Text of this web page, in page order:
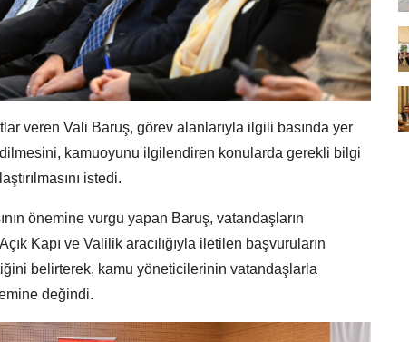
veren Vali Baruş, görev alanlarıyla ilgili basında yer
kamuoyunu ilgilendiren konularda gerekli bilgi
istedi.
önemine vurgu yapan Baruş, vatandaşların
Kapı ve Valilik aracılığıyla iletilen başvuruların
belirterek, kamu yöneticilerinin vatandaşlarla
değindi.